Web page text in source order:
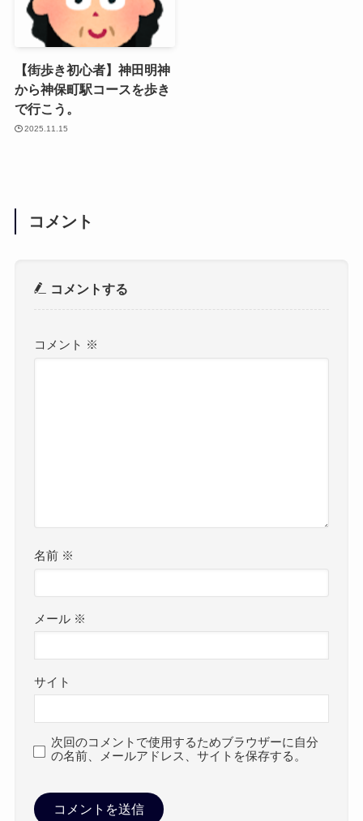
【街歩き初心者】神田明神
から神保町駅コースを歩き
で行こう。
2025.11.15
コメント
コメントする
コメント ※
名前 ※
メール ※
サイト
次回のコメントで使用するためブラウザーに自分
の名前、メールアドレス、サイトを保存する。